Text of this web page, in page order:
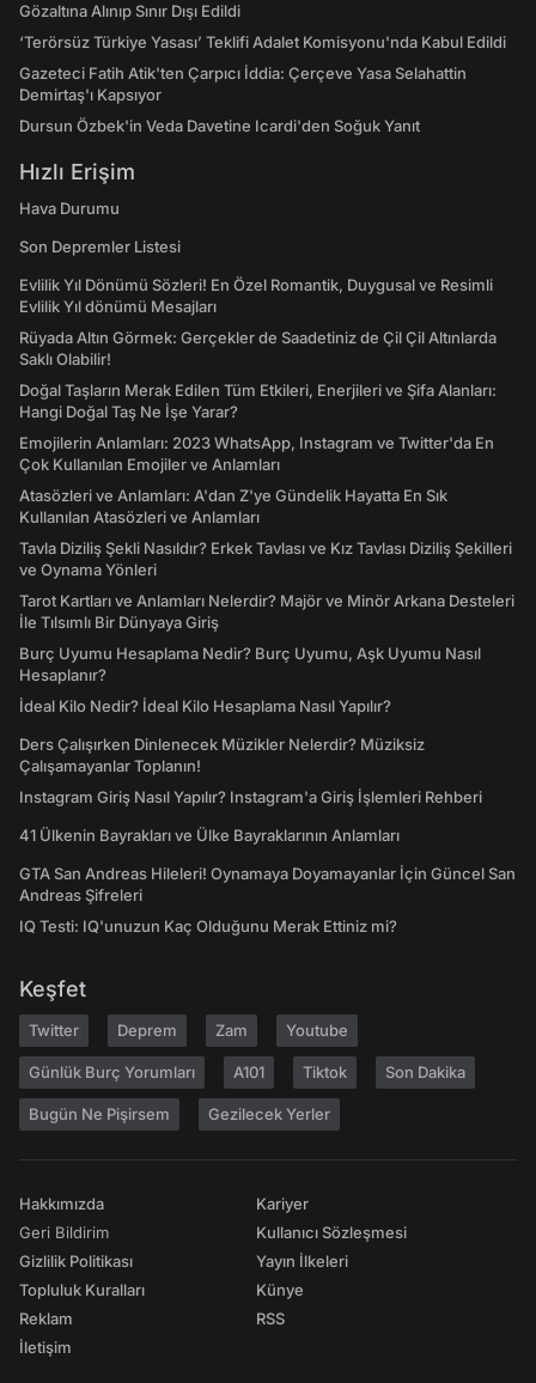
Gözaltına Alınıp Sınır Dışı Edildi
‘Terörsüz Türkiye Yasası’ Teklifi Adalet Komisyonu'nda Kabul Edildi
Gazeteci Fatih Atik'ten Çarpıcı İddia: Çerçeve Yasa Selahattin
Demirtaş'ı Kapsıyor
Dursun Özbek'in Veda Davetine Icardi'den Soğuk Yanıt
Hızlı Erişim
Hava Durumu
Son Depremler Listesi
Evlilik Yıl Dönümü Sözleri! En Özel Romantik, Duygusal ve Resimli
Evlilik Yıl dönümü Mesajları
Rüyada Altın Görmek: Gerçekler de Saadetiniz de Çil Çil Altınlarda
Saklı Olabilir!
Doğal Taşların Merak Edilen Tüm Etkileri, Enerjileri ve Şifa Alanları:
Hangi Doğal Taş Ne İşe Yarar?
Emojilerin Anlamları: 2023 WhatsApp, Instagram ve Twitter'da En
Çok Kullanılan Emojiler ve Anlamları
Atasözleri ve Anlamları: A'dan Z'ye Gündelik Hayatta En Sık
Kullanılan Atasözleri ve Anlamları
Tavla Diziliş Şekli Nasıldır? Erkek Tavlası ve Kız Tavlası Diziliş Şekilleri
ve Oynama Yönleri
Tarot Kartları ve Anlamları Nelerdir? Majör ve Minör Arkana Desteleri
İle Tılsımlı Bir Dünyaya Giriş
Burç Uyumu Hesaplama Nedir? Burç Uyumu, Aşk Uyumu Nasıl
Hesaplanır?
İdeal Kilo Nedir? İdeal Kilo Hesaplama Nasıl Yapılır?
Ders Çalışırken Dinlenecek Müzikler Nelerdir? Müziksiz
Çalışamayanlar Toplanın!
Instagram Giriş Nasıl Yapılır? Instagram'a Giriş İşlemleri Rehberi
41 Ülkenin Bayrakları ve Ülke Bayraklarının Anlamları
GTA San Andreas Hileleri! Oynamaya Doyamayanlar İçin Güncel San
Andreas Şifreleri
IQ Testi: IQ'unuzun Kaç Olduğunu Merak Ettiniz mi?
Keşfet
Twitter Deprem Zam Youtube
Günlük Burç Yorumları A101 Tiktok Son Dakika
Bugün Ne Pişirsem Gezilecek Yerler
Hakkımızda
Geri Bildirim
Gizlilik Politikası
Topluluk Kuralları
Reklam
İletişim
Kariyer
Kullanıcı Sözleşmesi
Yayın İlkeleri
Künye
RSS